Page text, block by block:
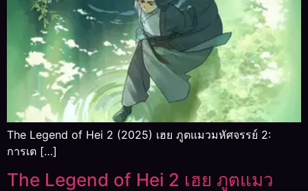
The Legend of Hei 2 (2025) เฮย ภูตแมวมหัศจรรย์ 2:
การเต […]
The Legend of Hei 2 เฮย ภูตแมว